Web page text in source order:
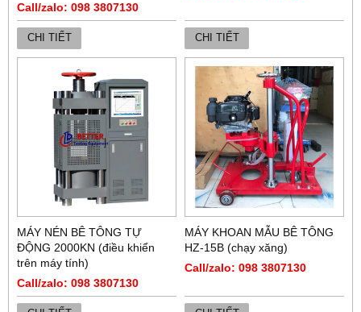
Call/zalo: 098 3807130
CHI TIẾT CHI TIẾT
MÁY NÉN BÊ TÔNG TỰ
ĐỘNG 2000KN (điều khiển
trên máy tính)
Call/zalo: 098 3807130
MÁY KHOAN MẪU BÊ TÔNG
HZ-15B (chạy xăng)
Call/zalo: 098 3807130